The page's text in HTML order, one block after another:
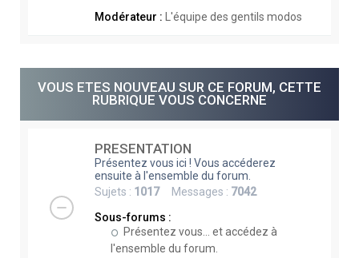
Modérateur :
L'équipe des gentils modos
VOUS ETES NOUVEAU SUR CE FORUM, CETTE
RUBRIQUE VOUS CONCERNE
PRESENTATION
Présentez vous ici ! Vous accéderez
ensuite à l'ensemble du forum.
Sujets : 1017Messages : 7042
Sous-forums :
Présentez vous... et accédez à
l'ensemble du forum.